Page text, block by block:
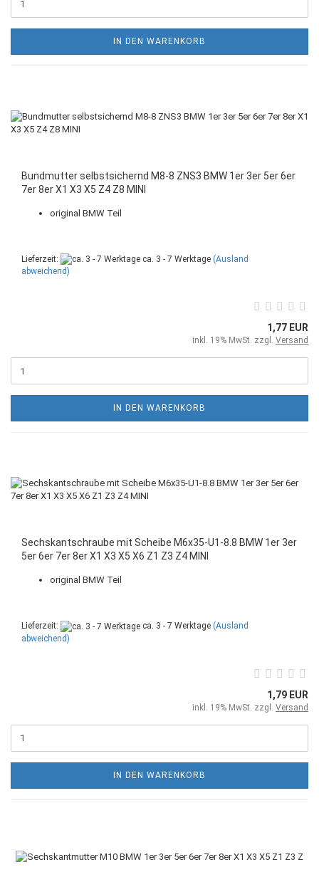
IN DEN WARENKORB
Bundmutter selbstsichernd M8-8 ZNS3 BMW 1er 3er 5er 6er
7er 8er X1 X3 X5 Z4 Z8 MINI
original BMW Teil
Lieferzeit: ca. 3 - 7 Werktage (Ausland
abweichend)
1,77 EUR
inkl. 19% MwSt. zzgl. Versand
IN DEN WARENKORB
Sechskantschraube mit Scheibe M6x35-U1-8.8 BMW 1er 3er
5er 6er 7er 8er X1 X3 X5 X6 Z1 Z3 Z4 MINI
original BMW Teil
Lieferzeit: ca. 3 - 7 Werktage (Ausland
abweichend)
1,79 EUR
inkl. 19% MwSt. zzgl. Versand
IN DEN WARENKORB